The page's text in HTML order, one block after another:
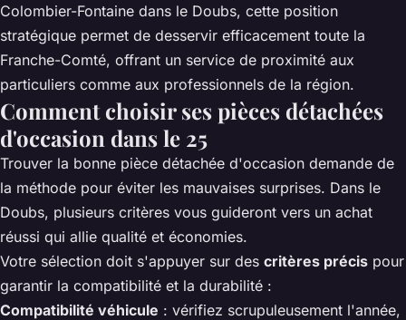
Colombier-Fontaine dans le Doubs, cette position
stratégique permet de desservir efficacement toute la
Franche-Comté, offrant un service de proximité aux
particuliers comme aux professionnels de la région.
Comment choisir ses pièces détachées
d'occasion dans le 25
Trouver la bonne pièce détachée d'occasion demande de
la méthode pour éviter les mauvaises surprises. Dans le
Doubs, plusieurs critères vous guideront vers un achat
réussi qui allie qualité et économies.
Votre sélection doit s'appuyer sur des critères précis pour
garantir la compatibilité et la durabilité :
Compatibilité véhicule : vérifiez scrupuleusement l'année,